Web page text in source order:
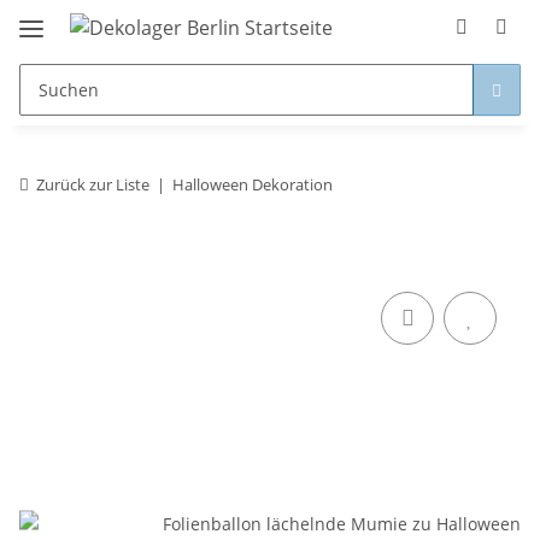
Zurück zur Liste Halloween Dekoration